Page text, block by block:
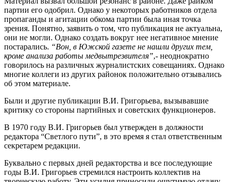
партии его одобрил. Однако у некоторых работников отдела
пропаганды и агитации обкома партии была иная точка
зрения. Понятно, заявить о том, что публикация не актуальна,
они не могли. Однако создать вокруг нее негативное мнение
постарались. “Вон, в Южской газете не нашли других тем,
кроме анализа работы медвытрезвителя”,- неоднократно
говорилось на различных журналистских совещаниях. Однако
многие коллеги из других районок положительно отзывались
об этом материале.
Были и другие публикации В.И. Григорьева, вызывавшие
критику со стороны партийных и советских функционеров.
В 1970 году В.И. Григорьев был утвержден в должности
редактора “Светлого пути”, в это время я стал ответственным
секретарем редакции.
Буквально с первых дней редакторства и все последующие
годы В.И. Григорьев стремился настроить коллектив на